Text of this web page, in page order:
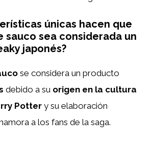
únicas hacen que
sauco sea considerada un
japonés?
se considera un producto
debido a su origen en la cultura
Potter y su elaboración
a los fans de la saga.